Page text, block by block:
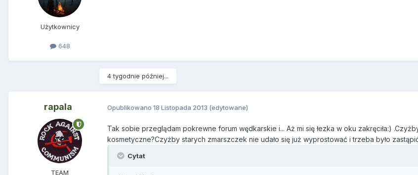
Użytkownicy
648
4 tygodnie później...
rapala
TEAM
Opublikowano 18 Listopada 2013 (edytowane)
Tak sobie przeglądam pokrewne forum wędkarskie i... Aż mi się łezka w oku zakręciła:)
kosmetyczne?Czyżby starych zmarszczek nie udało się już wyprostować i trzeba było
Cytat